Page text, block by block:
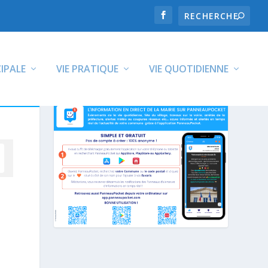
VIE PRATIQUE VIE QUOTIDIENNE